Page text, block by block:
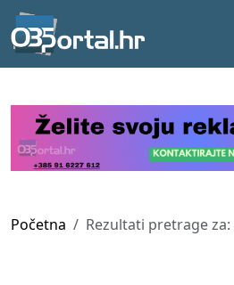
Početna Rezultati pretrage za: